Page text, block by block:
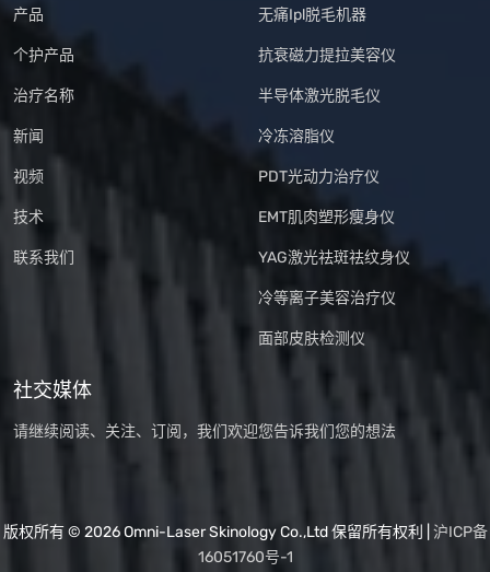
产品
个护产品
治疗名称
新闻
视频
技术
联系我们
无痛Ipl脱毛机器
抗衰磁力提拉美容仪
半导体激光脱毛仪
冷冻溶脂仪
PDT光动力治疗仪
EMT肌肉塑形瘦身仪
YAG激光祛斑祛纹身仪
冷等离子美容治疗仪
面部皮肤检测仪
社交媒体
请继续阅读、关注、订阅，我们欢迎您告诉我们您的想法
版权所有 © 2026 Omni-Laser Skinology Co.,Ltd 保留所有权利 | 沪ICP备
16051760号-1